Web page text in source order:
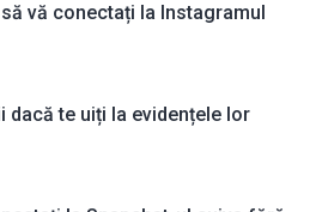
vă conectați la Instagramul
dacă te uiți la evidențele lor